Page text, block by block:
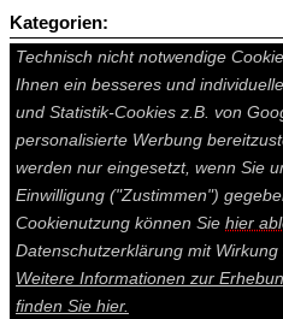
Auf dieser Seite werden
Technisch nicht notwendige
Ihnen ein besseres und
und Statistik-Cookies z.B. von
personalisierte Werbung
werden nur eingesetzt, wenn Sie
Einwilligung ("Zustimmen")
Cookienutzung können Sie hier
Datenschutzerklärung mit
Weitere Informationen zur
finden Sie hier.
Kategorien: